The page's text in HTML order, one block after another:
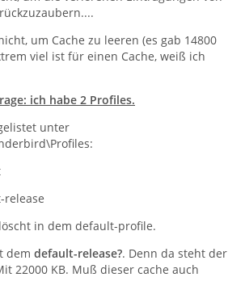
um Cache zu leeren (es gab 14800
viel ist für einen Cache, weiß ich
ich habe 2 Profiles.
unter
release
in dem default-profile.
dem default-release?. Denn da steht der
22000 KB. Muß dieser cache auch